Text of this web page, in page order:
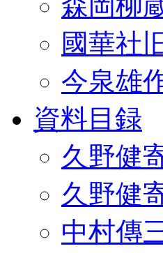
國華社
今泉雄
資料目録
久野健
久野健
中村傳